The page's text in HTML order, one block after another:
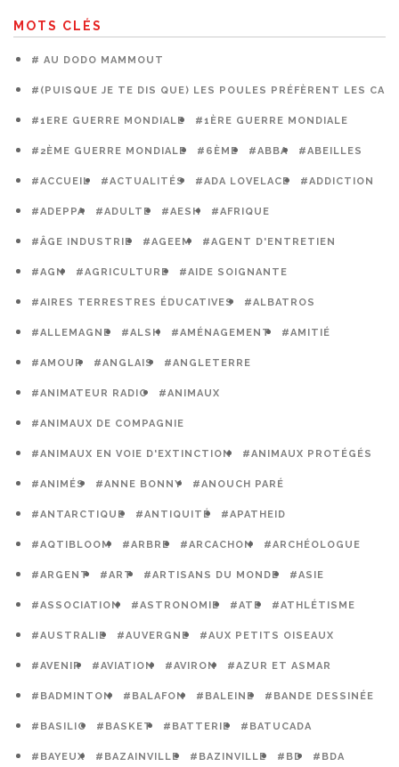
MOTS CLÉS
# AU DODO MAMMOUT
#(PUISQUE JE TE DIS QUE) LES POULES PRÉFÈRENT LES
#1ERE GUERRE MONDIALE #1ÈRE GUERRE MONDIALE
#2ÈME GUERRE MONDIALE #6ÈME #ABBA #ABEILLES
#ACCUEIL #ACTUALITÉS #ADA LOVELACE #ADDICTION
#ADEPPA #ADULTE #AESH #AFRIQUE
#ÂGE INDUSTRIE #AGEEM #AGENT D'ENTRETIEN
#AGN #AGRICULTURE #AIDE SOIGNANTE
#AIRES TERRESTRES ÉDUCATIVES #ALBATROS
#ALLEMAGNE #ALSH #AMÉNAGEMENT #AMITIÉ
#AMOUR #ANGLAIS #ANGLETERRE
#ANIMATEUR RADIO #ANIMAUX
#ANIMAUX DE COMPAGNIE
#ANIMAUX EN VOIE D'EXTINCTION #ANIMAUX PROTÉGÉS
#ANIMÉS #ANNE BONNY #ANOUCH PARÉ
#ANTARCTIQUE #ANTIQUITÉ #APATHEID
#AQTIBLOOM #ARBRE #ARCACHON #ARCHÉOLOGUE
#ARGENT #ART #ARTISANS DU MONDE #ASIE
#ASSOCIATION #ASTRONOMIE #ATE #ATHLÉTISME
#AUSTRALIE #AUVERGNE #AUX PETITS OISEAUX
#AVENIR #AVIATION #AVIRON #AZUR ET ASMAR
#BADMINTON #BALAFON #BALEINE #BANDE DESSINÉE
#BASILIC #BASKET #BATTERIE #BATUCADA
#BAYEUX #BAZAINVILLE #BAZINVILLE #BD #BDA